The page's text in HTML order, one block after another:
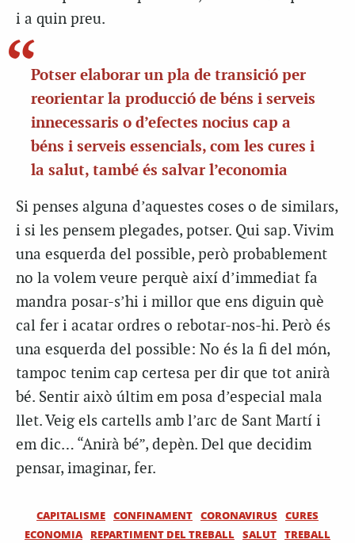
i a quin preu.
Potser elaborar un pla de transició per
reorientar la producció de béns i serveis
innecessaris o d’efectes nocius cap a
béns i serveis essencials, com les cures i
la salut, també és salvar l’economia
Si penses alguna d’aquestes coses o de similars,
i si les pensem plegades, potser. Qui sap. Vivim
una esquerda del possible, però probablement
no la volem veure perquè així d’immediat fa
mandra posar-s’hi i millor que ens diguin què
cal fer i acatar ordres o rebotar-nos-hi. Però és
una esquerda del possible: No és la fi del món,
tampoc tenim cap certesa per dir que tot anirà
bé. Sentir això últim em posa d’especial mala
llet. Veig els cartells amb l’arc de Sant Martí i
em dic… “Anirà bé”, depèn. Del que decidim
pensar, imaginar, fer.
CAPITALISME CONFINAMENT CORONAVIRUS
CURES
ECONOMIA
REPARTIMENT DEL TREBALL SALUT TREBALL